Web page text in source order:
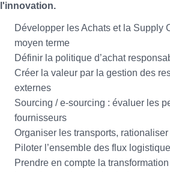
l'innovation.
Développer les Achats et la Supply
moyen terme
Définir la politique d’achat
Créer la valeur par la gestion des
externes
Sourcing / e-sourcing : évaluer les
fournisseurs
Organiser les transports,
Piloter l’ensemble des flux
Prendre en compte la